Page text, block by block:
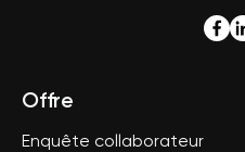
Offre
Enquête collaborateur